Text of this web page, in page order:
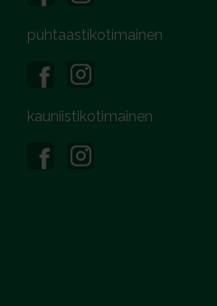
puhtaastikotimainen
kauniistikotimainen